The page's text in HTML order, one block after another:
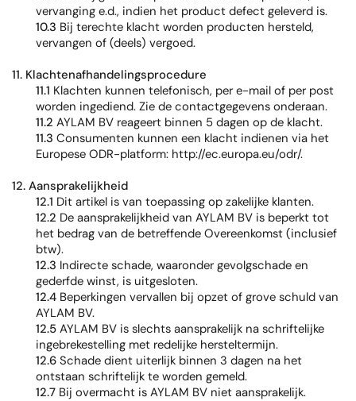
vervanging e.d., indien het product defect geleverd is.
10.3 Bij terechte klacht worden producten hersteld,
vervangen of (deels) vergoed.
11. Klachtenafhandelingsprocedure
11.1 Klachten kunnen telefonisch, per e-mail of per post
worden ingediend. Zie de contactgegevens onderaan.
11.2 AYLAM BV reageert binnen 5 dagen op de klacht.
11.3 Consumenten kunnen een klacht indienen via het
Europese ODR-platform: http://ec.europa.eu/odr/.
12. Aansprakelijkheid
12.1 Dit artikel is van toepassing op zakelijke klanten.
12.2 De aansprakelijkheid van AYLAM BV is beperkt tot
het bedrag van de betreffende Overeenkomst (inclusief
btw).
12.3 Indirecte schade, waaronder gevolgschade en
gederfde winst, is uitgesloten.
12.4 Beperkingen vervallen bij opzet of grove schuld van
AYLAM BV.
12.5 AYLAM BV is slechts aansprakelijk na schriftelijke
ingebrekestelling met redelijke hersteltermijn.
12.6 Schade dient uiterlijk binnen 3 dagen na het
ontstaan schriftelijk te worden gemeld.
12.7 Bij overmacht is AYLAM BV niet aansprakelijk.